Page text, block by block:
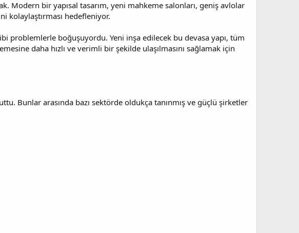
Modern bir yapısal tasarım, yeni mahkeme salonları, geniş avlolar
kolaylaştırması hedefleniyor.
problemlerle boğuşuyordu. Yeni inşa edilecek bu devasa yapı, tüm
daha hızlı ve verimli bir şekilde ulaşılmasını sağlamak için
Bunlar arasında bazı sektörde oldukça tanınmış ve güçlü şirketler